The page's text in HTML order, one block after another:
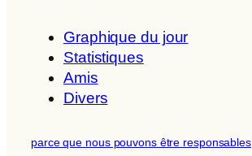
Graphique du jour
Statistiques
Amis
Divers
parce que nous pouvons être responsables